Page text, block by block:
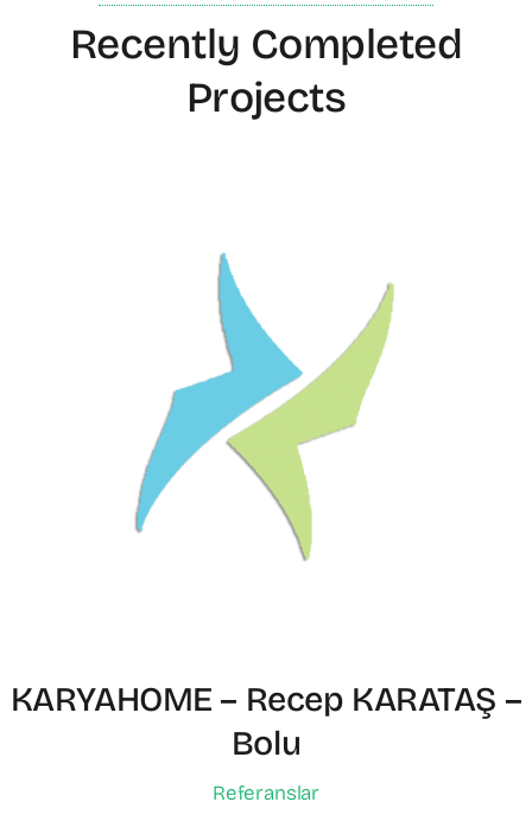
Recently Completed
Projects
KARYAHOME – Recep KARATAŞ –
Bolu
Referanslar